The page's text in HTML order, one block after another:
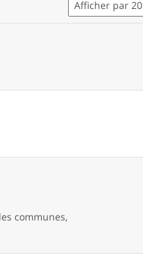
Afficher par 20
communes,